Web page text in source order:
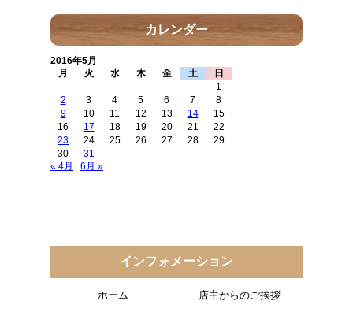
カレンダー
2016年5月
月
火 水 木 金 土
日
1
2
3 4 5 6 7
8
9
10 11 12 13 14
15
16
17 18 19 20 21
22
23
24 25 26 27 28
29
30
31
« 4月
6月 »
インフォメーション
ホーム 店主からのご挨拶